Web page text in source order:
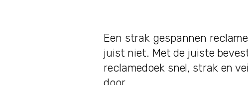
Een strak gespannen
juist niet. Met de juiste
reclamedoek snel, strak en